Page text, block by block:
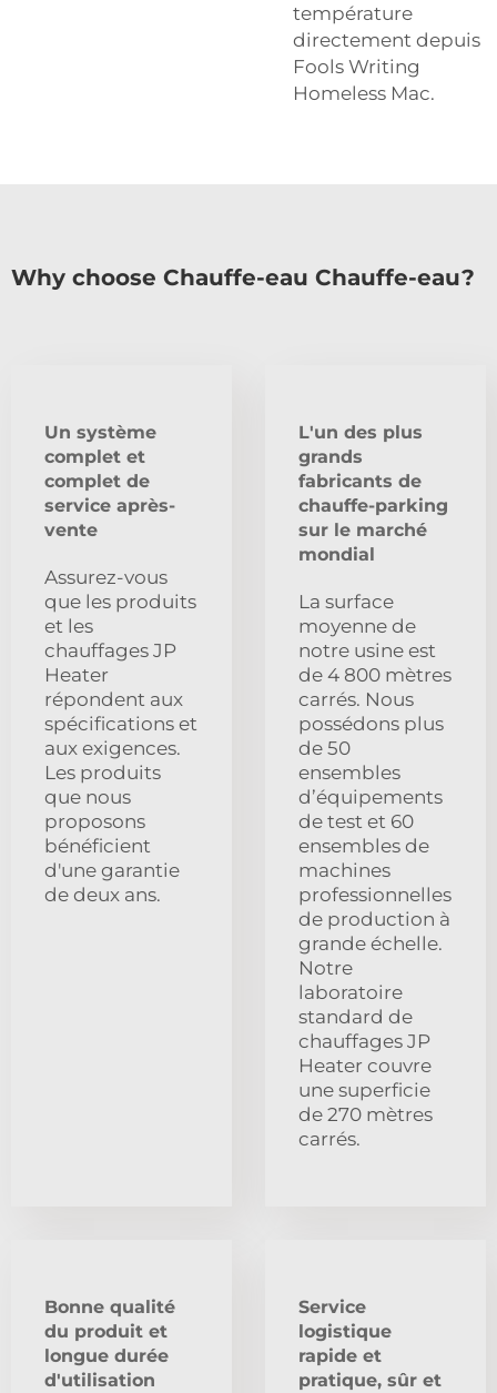
température
directement depuis
Fools Writing
Homeless Mac.
Why choose Chauffe-eau Chauffe-eau?
Un système
complet et
complet de
service après-
vente
Assurez-vous
que les produits
et les
chauffages JP
Heater
répondent aux
spécifications et
aux exigences.
Les produits
que nous
proposons
bénéficient
d'une garantie
de deux ans.
L'un des plus
grands
fabricants de
chauffe-parking
sur le marché
mondial
La surface
moyenne de
notre usine est
de 4 800 mètres
carrés. Nous
possédons plus
de 50
ensembles
d’équipements
de test et 60
ensembles de
machines
professionnelles
de production à
grande échelle.
Notre
laboratoire
standard de
chauffages JP
Heater couvre
une superficie
de 270 mètres
carrés.
Bonne qualité
du produit et
longue durée
d'utilisation
Service
logistique
rapide et
pratique, sûr et